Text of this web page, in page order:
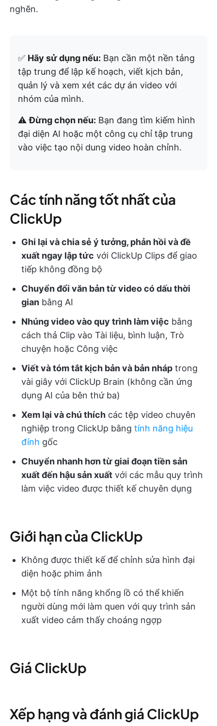
nghẽn.
✅ Hãy sử dụng nếu: Bạn cần một nền tảng
tập trung để lập kế hoạch, viết kịch bản,
quản lý và xem xét các dự án video với
nhóm của mình.
⚠️Đừng chọn nếu: Bạn đang tìm kiếm hình
đại diện AI hoặc một công cụ chỉ tập trung
vào việc tạo nội dung video hoàn chỉnh.
Các tính năng tốt nhất của
ClickUp
Ghi lại và chia sẻ ý tưởng, phản hồi và đề
xuất ngay lập tức với ClickUp Clips để giao
tiếp không đồng bộ
Chuyển đổi văn bản từ video có dấu thời
gian bằng AI
Nhúng video vào quy trình làm việc bằng
cách thả Clip vào Tài liệu, bình luận, Trò
chuyện hoặc Công việc
Viết và tóm tắt kịch bản và bản nháp trong
vài giây với ClickUp Brain (không cần ứng
dụng AI của bên thứ ba)
Xem lại và chú thích các tệp video chuyên
nghiệp trong ClickUp bằng tính năng hiệu
đính gốc
Chuyển nhanh hơn từ giai đoạn tiền sản
xuất đến hậu sản xuất với các mẫu quy trình
làm việc video được thiết kế chuyên dụng
Giới hạn của ClickUp
Không được thiết kế để chỉnh sửa hình đại
diện hoặc phim ảnh
Một bộ tính năng khổng lồ có thể khiến
người dùng mới làm quen với quy trình sản
xuất video cảm thấy choáng ngợp
Giá ClickUp
Xếp hạng và đánh giá ClickUp